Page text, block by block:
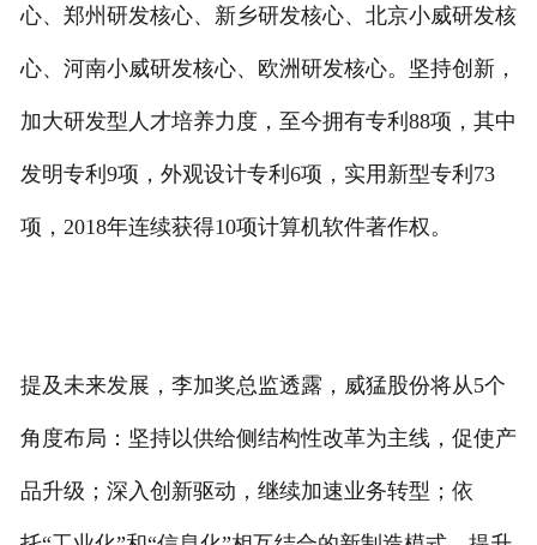
心、郑州研发核心、新乡研发核心、北京小威研发核
心、河南小威研发核心、欧洲研发核心。坚持创新，
加大研发型人才培养力度，至今拥有专利88项，其中
发明专利9项，外观设计专利6项，实用新型专利73
项，2018年连续获得10项计算机软件著作权。
提及未来发展，李加奖总监透露，威猛股份将从5个
角度布局：坚持以供给侧结构性改革为主线，促使产
品升级；深入创新驱动，继续加速业务转型；依